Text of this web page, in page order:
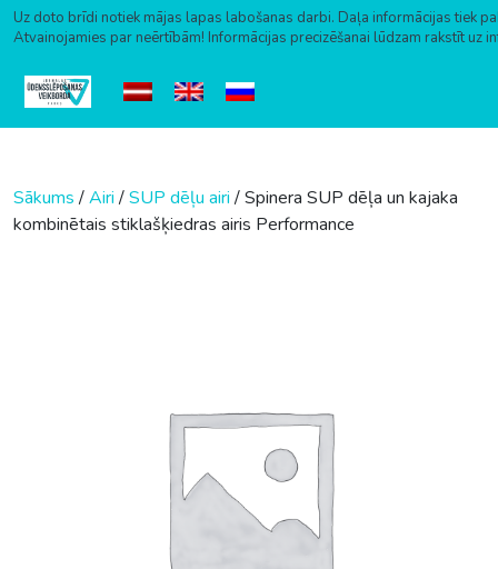
Uz doto brīdi notiek mājas lapas labošanas darbi. Daļa informācijas tiek
Atvainojamies par neērtībām! Informācijas precizēšanai lūdzam rakstīt uz
Sākums/Airi/SUP dēļu airi/ Spinera SUP dēļa un kajaka
kombinētais stiklašķiedras airis Performance